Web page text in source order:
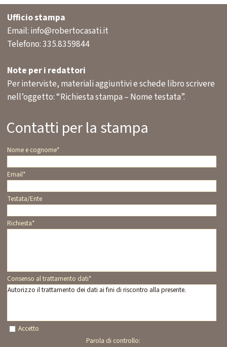
Ufficio stampa
Email: info@robertocasati.it
Telefono: 335.8359844
Note per i redattori
Per interviste, materiali aggiuntivi e schede libro scrivere
nell’oggetto: “Richiesta stampa – Nome testata”.
Contatti per la stampa
Nome e cognome*
Email*
Testata/Ente
Richiesta*
Consenso al trattamento dati*
Autorizzo il trattamento dei dati ai fini di riscontro alla presente.
Accetto
Parola di controllo: